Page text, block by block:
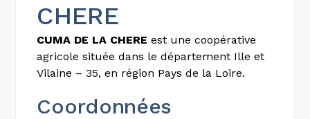
CHERE
CUMA DE LA CHERE est une coopérative
agricole située dans le département Ille et
Vilaine – 35, en région Pays de la Loire.
Coordonnées